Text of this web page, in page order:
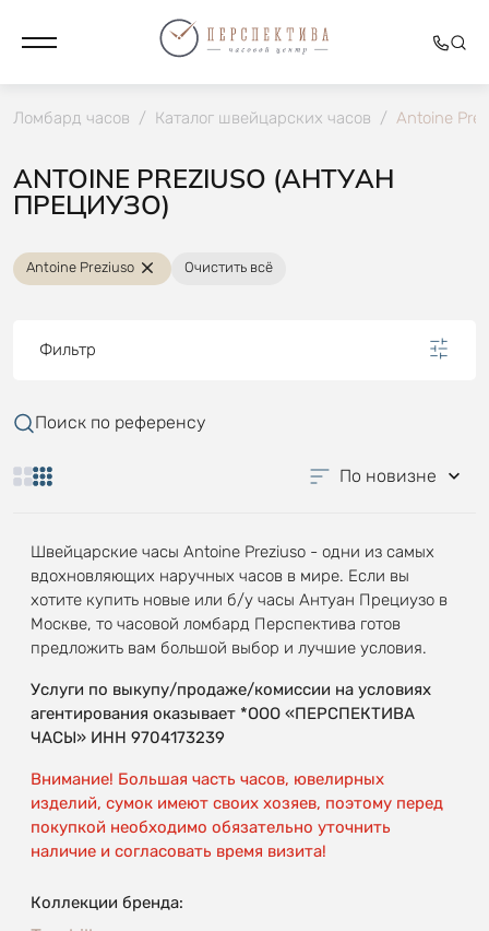
Ломбард часов / Каталог швейцарских часов / Antoine
ANTOINE PREZIUSO (АНТУАН
ПРЕЦИУЗО)
Antoine Preziuso Очистить всё
Фильтр
Поиск по референсу
По новизне
Швейцарские часы Antoine Preziuso - одни из самых
вдохновляющих наручных часов в мире. Если вы
хотите купить новые или б/у часы Антуан Прециузо в
Москве, то часовой ломбард Перспектива готов
предложить вам большой выбор и лучшие условия.
Услуги по выкупу/продаже/комиссии на условиях
агентирования оказывает *ООО «ПЕРСПЕКТИВА
ЧАСЫ» ИНН 9704173239
Внимание! Большая часть часов, ювелирных
изделий, сумок имеют своих хозяев, поэтому перед
покупкой необходимо обязательно уточнить
наличие и согласовать время визита!
Коллекции бренда: